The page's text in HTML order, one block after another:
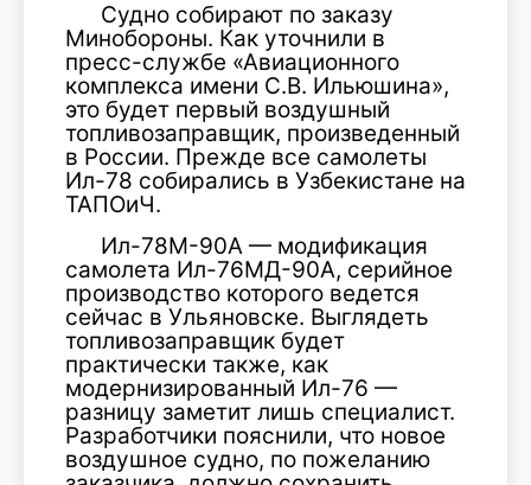
Судно собирают по заказу
Минобороны. Как уточнили в
пресс-службе «Авиационного
комплекса имени С.В. Ильюшина»,
это будет первый воздушный
топливозаправщик, произведенный
в России. Прежде все самолеты
Ил-78 собирались в Узбекистане на
ТАПОиЧ.
Ил-78М-90А — модификация
самолета Ил-76МД-90А, серийное
производство которого ведется
сейчас в Ульяновске. Выглядеть
топливозаправщик будет
практически также, как
модернизированный Ил-76 —
разницу заметит лишь специалист.
Разработчики пояснили, что новое
воздушное судно, по пожеланию